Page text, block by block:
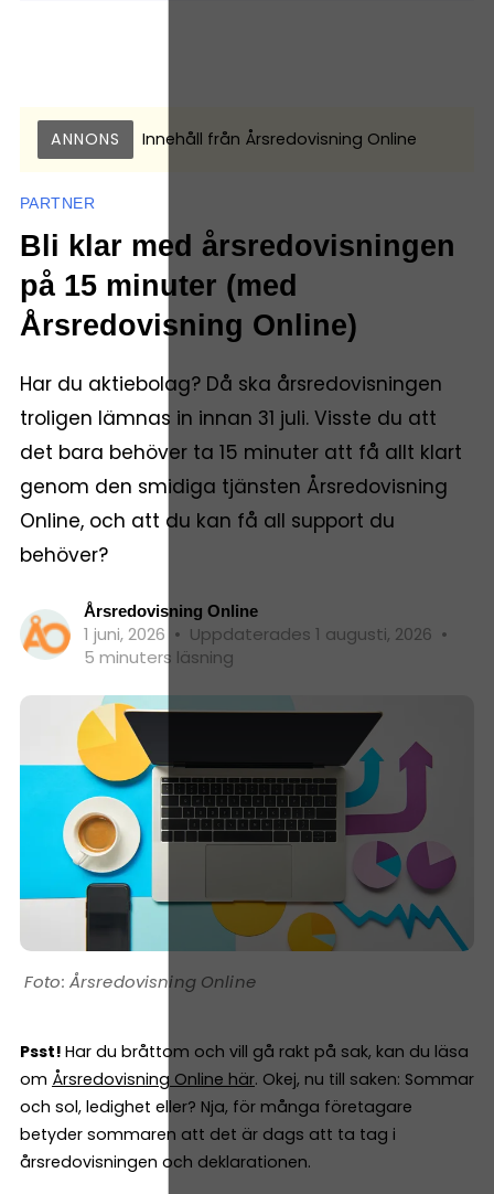
ANNONS Innehåll från Årsredovisning Online
PARTNER
Bli klar med årsredovisningen
på 15 minuter (med
Årsredovisning Online)
Har du aktiebolag? Då ska årsredovisningen
troligen lämnas in innan 31 juli. Visste du att
det bara behöver ta 15 minuter att få allt klart
genom den smidiga tjänsten Årsredovisning
Online, och att du kan få all support du
behöver?
Årsredovisning Online
1 juni, 2026 • Uppdaterades 1 augusti, 2026 •
5 minuters läsning
Årsredovisning Online
Psst! Har du bråttom och vill gå rakt på sak, kan du läsa
om Årsredovisning Online här. Okej, nu till saken: Sommar
och sol, ledighet eller? Nja, för många företagare
betyder sommaren att det är dags att ta tag i
årsredovisningen och deklarationen.